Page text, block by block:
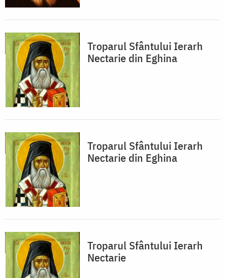
Troparul Sfântului Ierarh
Nectarie din Eghina
Troparul Sfântului Ierarh
Nectarie din Eghina
Troparul Sfântului Ierarh
Nectarie